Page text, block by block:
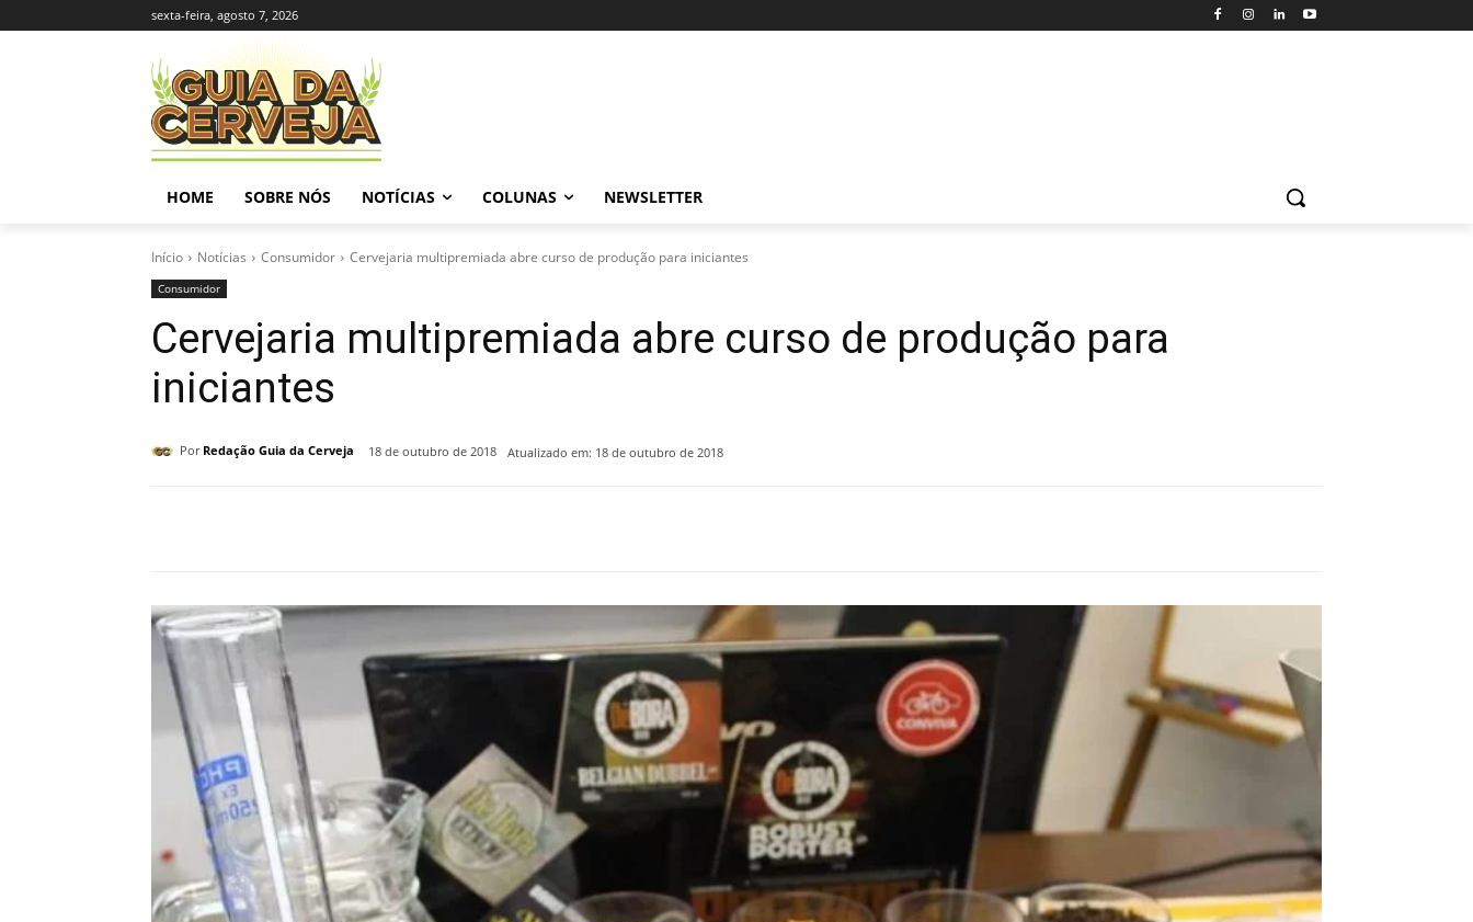
sexta-feira, agosto 7, 2026
HOME SOBRE NÓS NOTÍCIAS COLUNAS NEWSLETTER
Início Notícias Consumidor Cervejaria multipremiada abre curso de produção para iniciantes
Consumidor
Cervejaria multipremiada abre curso de produção para
iniciantes
Por Redação Guia da Cerveja 18 de outubro de 2018 Atualizado em: 18 de outubro de 2018